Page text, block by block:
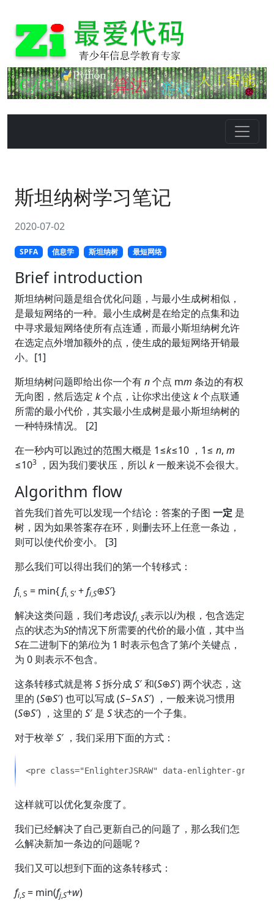
斯坦纳树学习笔记
2020-07-02
SPFA 信息学 斯坦纳树 最短网络
Brief introduction
斯坦纳树问题是组合优化问题，与最小生成树相似，
是最短网络的一种。最小生成树是在给定的点集和边
中寻求最短网络使所有点连通，而最小斯坦纳树允许
在选定点外增加额外的点，使生成的最短网络开销最
小。[1]
斯坦纳树问题即给出你一个有n个点 mm 条边的有权
无向图，然后选定 k个点，让你求出使这k个点联通
所需的最小代价，其实最小生成树是最小斯坦纳树的
一种特殊情况。 [2]
在一秒内可以跑过的范围大概是 1≤k≤10 ，1≤ n, m
≤103 ，因为我们要状压，所以 k一般来说不会很大。
Algorithm flow
首先我们首先可以发现一个结论：答案的子图 一定 是
树，因为如果答案存在环，则删去环上任意一条边，
则可以使代价变小。 [3]
那么我们可以得出我们的第一个转移式：
fi, S = min{fi, S’ +fi,S⊕S′​}
解决这类问题，我们考虑设fi,S​表示以i为根，包含选定
点的状态为S的情况下所需要的代价的最小值，其中当
S在二进制下的第i位为 1 时表示包含了第i个关键点，
为 0 则表示不包含。
这条转移式就是将S拆分成S′ 和(S⊕S′) 两个状态，这
里的 (S⊕S′) 也可以写成 (S−S∧S′) ，一般来说习惯用
(S⊕S′) ，这里的 S′ 是 S状态的一个子集。
对于枚举S′ ，我们采用下面的方式：
这样就可以优化复杂度了。
我们已经解决了自己更新自己的问题了，那么我们怎
么解决新加一条边的问题呢？
我们又可以想到下面的这条转移式：
fi,S ​ = min(fj,S​+w)